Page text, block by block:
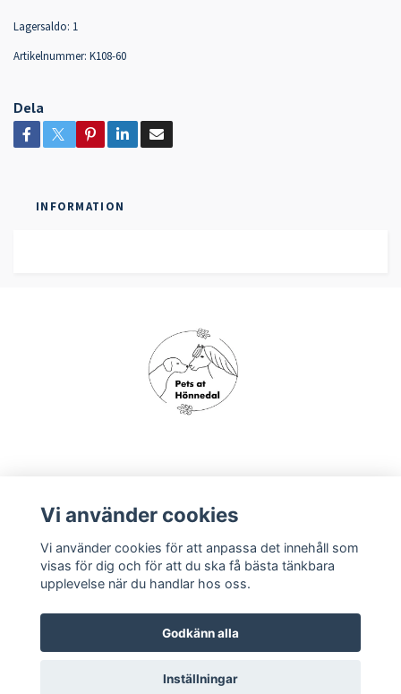
Lagersaldo: 1
Artikelnummer: K108-60
Dela
INFORMATION
Köpvillkor
Vi använder cookies
Vi använder cookies för att anpassa det innehåll som
visas för dig och för att du ska få bästa tänkbara
upplevelse när du handlar hos oss.
Godkänn alla
Inställningar